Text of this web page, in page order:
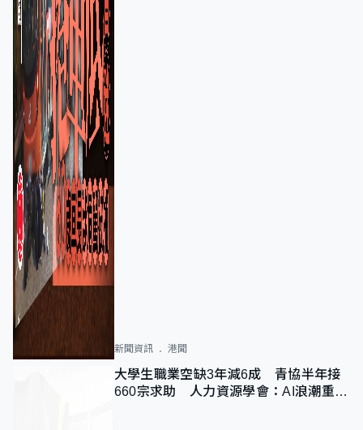
新聞資訊 港聞
大學生職業空缺3年減6成 青協半年接
660宗求助 人力資源學會：AI浪潮重整